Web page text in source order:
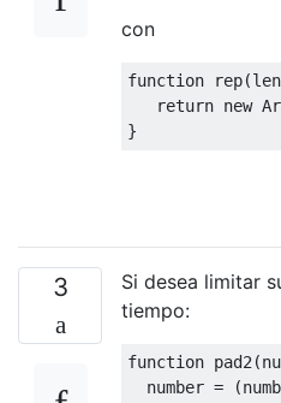
con
function rep(len
return new
}
3
Si desea limitar
tiempo:
function pad2 (
  number
= (